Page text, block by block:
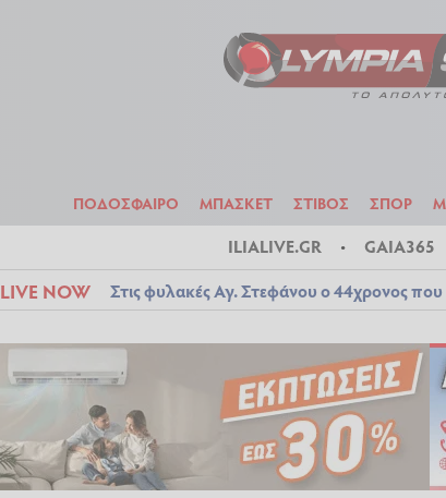
ΠΟΔΟΣΦΑΙΡΟ ΜΠΑΣΚΕΤ ΣΤΙΒΟΣ ΣΠΟΡ
ILIALIVE.GR GAIA365
LIVE NOW Στις φυλακές Αγ. Στεφάνου ο 44χρονος
ΠΟΔΟΣΦΑΙΡΟ ΜΠΑΣΚΕΤ ΣΤΙΒΟΣ